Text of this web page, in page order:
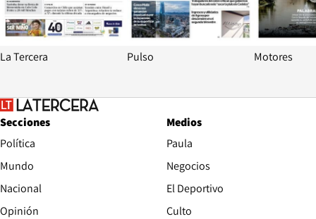
La Tercera Pulso Motores
Secciones
Política
Mundo
Nacional
Opinión
Medios
Paula
Negocios
El Deportivo
Culto